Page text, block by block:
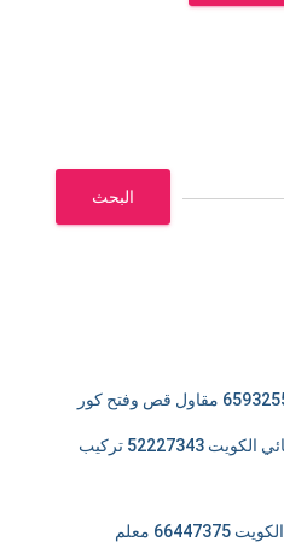
البحث
فني تركيب شتر يدوي وكهربائي الكويت 52227343 تركيب
فني تركيب باركيه سيراميك الكويت 66447375 معلم